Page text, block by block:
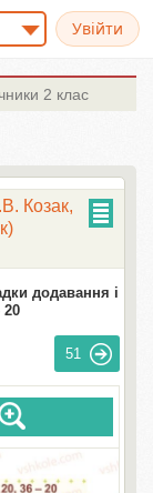
2 клас
Козак,
додавання і
20
51